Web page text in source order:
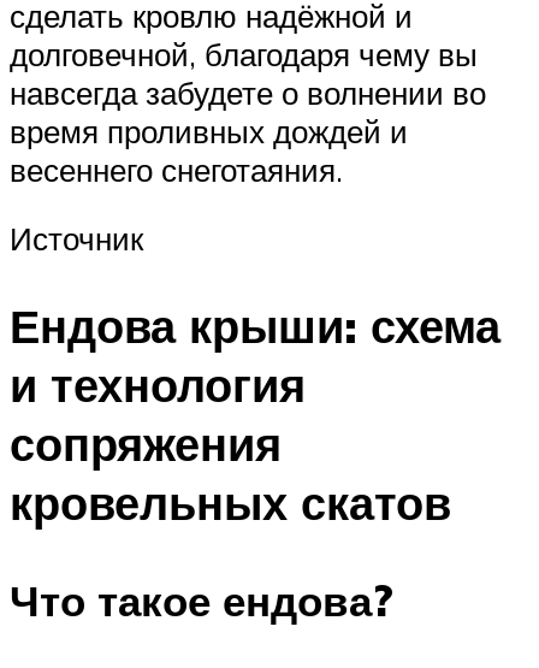
сделать кровлю надёжной и
долговечной, благодаря чему вы
навсегда забудете о волнении во
время проливных дождей и
весеннего снеготаяния.
Источник
Ендова крыши: схема
и технология
сопряжения
кровельных скатов
Что такое ендова?